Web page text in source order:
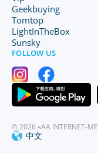
Geekbuying
Tomtop
LightInTheBox
Sunsky
FOLLOW US
© 2026 «AA INTERNET-
中文